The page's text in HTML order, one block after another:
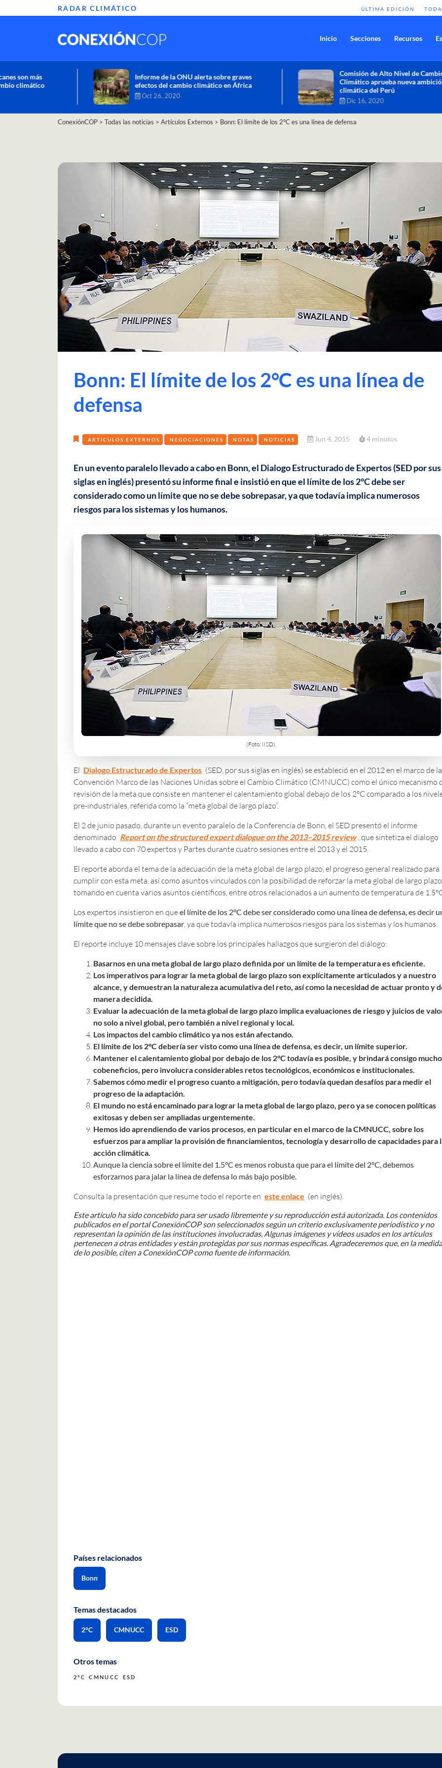
RADAR CLIMÁTICO ÚLTIMA EDICIÓN
Inicio Secciones Recursos
Informe de la ONU alerta sobre graves
efectos del cambio climático en África
Oct 26, 2020
Comisión de Alto Nivel de Cambio
Climático aprueba nueva ambición
climática del Perú
Dic 16, 2020
ConexiónCOP > Todas las noticias > Artículos Externos > Bonn: El límite de los 2°C es una línea de defensa
Bonn: El límite de los 2°C es una línea de
defensa
ARTÍCULOS EXTERNOS NEGOCIACIONES NOTAS NOTICIAS Jun 4, 2015 4 minutos
En un evento paralelo llevado a cabo en Bonn, el Dialogo Estructurado de Expertos (SED por sus
siglas en inglés) presentó su informe final e insistió en que el límite de los 2°C debe ser
considerado como un límite que no se debe sobrepasar, ya que todavía implica numerosos
riesgos para los sistemas y los humanos.
(Foto: IISD).
El Dialogo Estructurado de Expertos (SED, por sus siglas en inglés) se estableció en el 2012 en el marco de la
Convención Marco de las Naciones Unidas sobre el Cambio Climático (CMNUCC) como el único mecanismo
revisión de la meta que consiste en mantener el calentamiento global debajo de los 2°C comparado a los
pre-industriales, referida como la “meta global de largo plazo”.
El 2 de junio pasado, durante un evento paralelo de la Conferencia de Bonn, el SED presentó el informe
denominado Report on the structured expert dialogue on the 2013–2015 review , que sintetiza el dialogo
llevado a cabo con 70 expertos y Partes durante cuatro sesiones entre el 2013 y el 2015.
El reporte aborda el tema de la adecuación de la meta global de largo plazo, el progreso general realizado para
cumplir con esta meta, así como asuntos vinculados con la posibilidad de reforzar la meta global de largo
tomando en cuenta varios asuntos científicos, entre otros relacionados a un aumento de temperatura de
Los expertos insistieron en queel límite de los 2°C debe ser considerado como una línea de defensa, es decir
límite que no se debe sobrepasar , ya que todavía implica numerosos riesgos para los sistemas y los humanos.
El reporte incluye 10 mensajes clave sobre los principales hallazgos que surgieron del diálogo:
Basarnos en una meta global de largo plazo definida por un límite de la temperatura es eficiente.
Los imperativos para lograr la meta global de largo plazo son explícitamente articulados y a nuestro
alcance, y demuestran la naturaleza acumulativa del reto, así como la necesidad de actuar pronto y
manera decidida.
Evaluar la adecuación de la meta global de largo plazo implica evaluaciones de riesgo y juicios de
no solo a nivel global, pero también a nivel regional y local.
Los impactos del cambio climático ya nos están afectando.
El límite de los 2°C debería ser visto como una línea de defensa, es decir, un límite superior.
Mantener el calentamiento global por debajo de los 2°C todavía es posible, y brindará consigo
cobeneficios, pero involucra considerables retos tecnológicos, económicos e institucionales.
Sabemos cómo medir el progreso cuanto a mitigación, pero todavía quedan desafíos para medir el
progreso de la adaptación.
El mundo no está encaminado para lograr la meta global de largo plazo, pero ya se conocen políticas
exitosas y deben ser ampliadas urgentemente.
Hemos ido aprendiendo de varios procesos, en particular en el marco de la CMNUCC, sobre los
esfuerzos para ampliar la provisión de financiamientos, tecnología y desarrollo de capacidades para
acción climática.
Aunque la ciencia sobre el límite del 1.5°C es menos robusta que para el límite del 2°C, debemos
esforzarnos para jalar la línea de defensa lo más bajo posible.
Consulta la presentación que resume todo el reporte en este enlace (en inglés).
Este artículo ha sido concebido para ser usado libremente y su reproducción está autorizada. Los contenidos
publicados en el portal ConexiónCOP son seleccionados según un criterio exclusivamente periodístico y no
representan la opinión de las instituciones involucradas. Algunas imágenes y vídeos usados en los artículos
pertenecen a otras entidades y están protegidas por sus normas específicas. Agradeceremos que, en la medida
de lo posible, citen a ConexiónCOP como fuente de información.
Países relacionados
Bonn
Temas destacados
2°C CMNUCC ESD
Otros temas
2°C CMNUCC ESD